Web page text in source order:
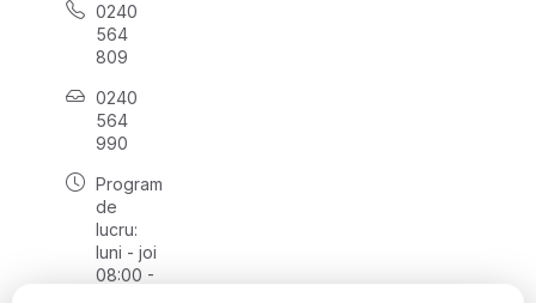
0240
564
809
0240
564
990
Program
de
lucru:
luni - joi
08:00 -